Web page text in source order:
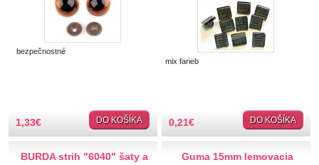
Perie, pierka, perá
bezpečnostné
1,33€ DO KOŠÍKA
mix farieb
0,21€ DO KOŠÍKA
BURDA strih "6040" šaty a
Guma 15mm lemovacia